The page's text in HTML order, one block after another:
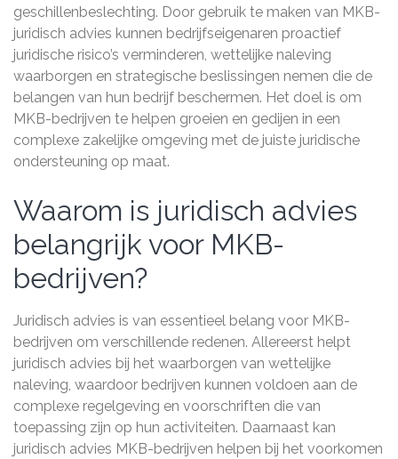
geschillenbeslechting. Door gebruik te maken van MKB-
juridisch advies kunnen bedrijfseigenaren proactief
juridische risico’s verminderen, wettelijke naleving
waarborgen en strategische beslissingen nemen die de
belangen van hun bedrijf beschermen. Het doel is om
MKB-bedrijven te helpen groeien en gedijen in een
complexe zakelijke omgeving met de juiste juridische
ondersteuning op maat.
Waarom is juridisch advies
belangrijk voor MKB-
bedrijven?
Juridisch advies is van essentieel belang voor MKB-
bedrijven om verschillende redenen. Allereerst helpt
juridisch advies bij het waarborgen van wettelijke
naleving, waardoor bedrijven kunnen voldoen aan de
complexe regelgeving en voorschriften die van
toepassing zijn op hun activiteiten. Daarnaast kan
juridisch advies MKB-bedrijven helpen bij het voorkomen